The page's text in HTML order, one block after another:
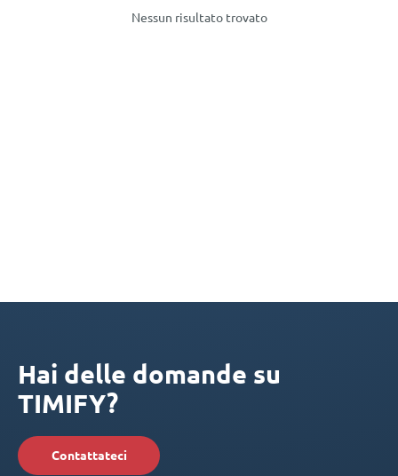
Nessun risultato trovato
Hai delle domande su
TIMIFY?
Contattateci